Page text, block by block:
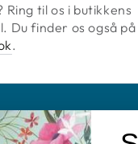
til os i butikkens
Du finder os også på
.